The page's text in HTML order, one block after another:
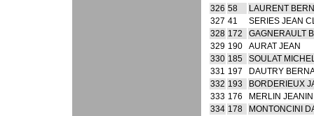
326 58
LAURENT
327 41
SERIES JEAN
328 172
GAGNERAULT
329 190
AURAT JEAN
330 185
SOULAT
331 197
DAUTRY
332 193
BORDERIEUX
333 176
MERLIN
334 178
MONTONCINI